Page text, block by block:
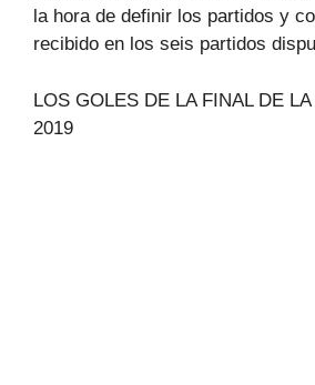
la hora de definir los partidos y
recibido en los seis partidos
LOS GOLES DE LA FINAL DE
2019